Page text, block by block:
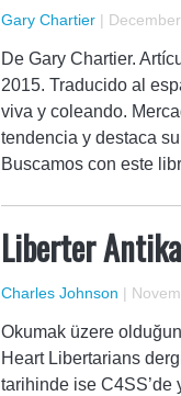
Gary Chartier |
De Gary Chartier.
2015. Traducido al
viva y coleando.
tendencia y destaca
Buscamos con este
Liberter
Charles Johnson |
Okumak üzere
Heart Libertarians
tarihinde ise C4SS’de